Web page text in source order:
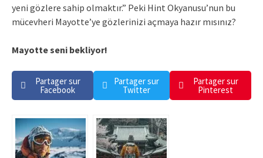
yeni gözlere sahip olmaktır.” Peki Hint Okyanusu’nun bu
mücevheri Mayotte’ye gözlerinizi açmaya hazır mısınız?
Mayotte seni bekliyor!
Partager sur
Facebook
Partager sur
Twitter
Partager sur
Pinterest